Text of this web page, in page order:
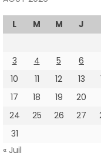
L M M J
3
4 5 6
10
11 12 13
17
18 19 20
24
25 26 27
31
« Juil